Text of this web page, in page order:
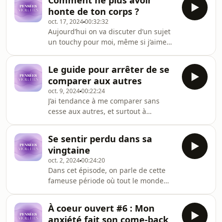
"anticipatoire".
honte de ton corps ?
oct. 17, 202400:32:32
Aujourd’hui on va discuter d’un sujet
un touchy pour moi, même si j’aime
que j’avais honte de mon corps et
depuis trop longtemps. J’avais donc
envie d’en discuter avec vous et aussi
vous partager mes petites habitudes
qui m’aident au quotidien à aimer
mon corps.
Le guide pour arrêter de se
comparer aux autres
oct. 9, 202400:22:24
J’ai tendance à me comparer sans
cesse aux autres, et surtout à
me mine beaucoup trop le moral et
surtout ça joue beaucoup trop sur ma
confiance et mon estime.. donc
vraiment pas ouf. Dans cet épisode,
j’essaie de vous faire comprendre
pourquoi le cerveau a tendance à
rendre la comparaison toxique et
surtout comment faire pour
Se sentir perdu dans sa
vingtaine
oct. 2, 202400:24:20
Dans cet épisode, on parle de cette
fameuse période où tout le monde
tu te sens un peu perdu dans ta
vingtaine, t'inquiète, tu n'es pas
À coeur ouvert #6 : Mon
anxiété fait son come-back